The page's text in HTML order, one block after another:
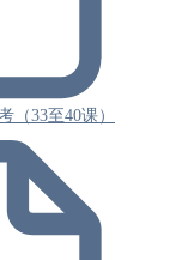
（33至40课）